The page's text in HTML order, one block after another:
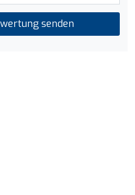
senden